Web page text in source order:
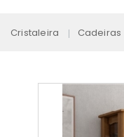
Cristaleira Cadeiras